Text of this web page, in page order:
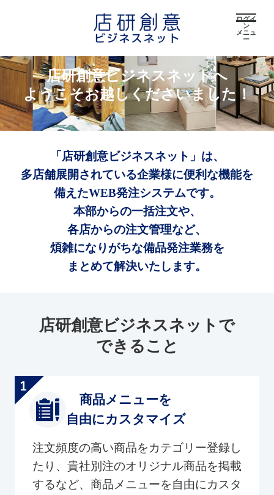
ログイ
ン
メニュ
ー
店研創意ビジネスネットへ
ようこそお越しくださいました！
「店研創意ビジネスネット」は、
多店舗展開されている企業様に便利な機能を
備えたWEB発注システムです。
本部からの一括注文や、
各店からの注文管理など、
煩雑になりがちな備品発注業務を
まとめて解決いたします。
店研創意ビジネスネットで
できること
商品メニューを
自由にカスタマイズ
注文頻度の高い商品をカテゴリー登録し
たり、貴社別注のオリジナル商品を掲載
するなど、商品メニューを自由にカスタ